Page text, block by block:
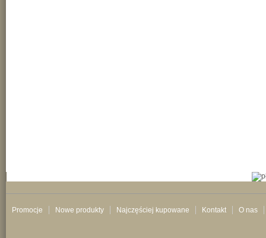
Promocje Nowe produkty Najczęściej kupowane Kontakt O nas